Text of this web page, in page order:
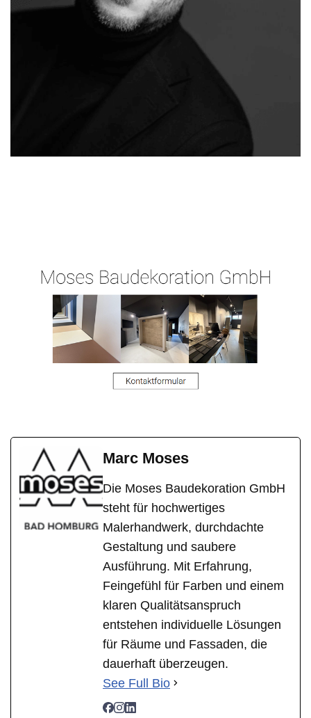
Marc Moses
Die Moses Baudekoration GmbH
steht für hochwertiges
Malerhandwerk, durchdachte
Gestaltung und saubere
Ausführung. Mit Erfahrung,
Feingefühl für Farben und einem
klaren Qualitätsanspruch
entstehen individuelle Lösungen
für Räume und Fassaden, die
dauerhaft überzeugen.
See Full Bio